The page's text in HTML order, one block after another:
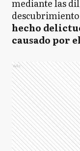
mediante las
hecho
causado por
Ads